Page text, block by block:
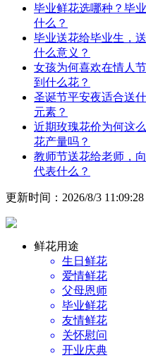
毕业鲜花选哪种？毕
什么？
毕业送花给毕业生，
什么意义？
女孩为何喜欢在情人
到什么花？
圣诞节平安夜适合送
元素？
近期玫瑰花价为何这
花产量吗？
教师节送花给老师，
代表什么？
更新时间：2026/8/3 11:09:28
鲜花用途
生日鲜花
爱情鲜花
父母恩师
毕业鲜花
友情鲜花
关怀慰问
开业庆典